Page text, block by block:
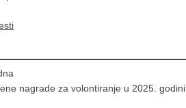
nagrade za volontiranje u 2025. godini